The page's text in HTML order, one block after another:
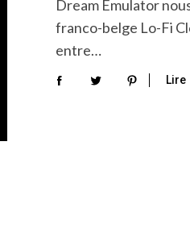
Dream Emulator
franco-belge Lo-Fi
entre…
Lire